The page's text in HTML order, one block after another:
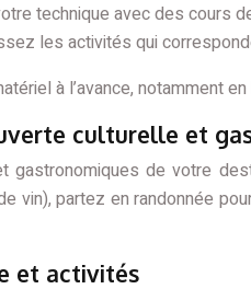
technique avec des cours
les activités qui
à l’avance, notamment
culturelle et
gastronomiques de votre
vin), partez en randonnée
et activités